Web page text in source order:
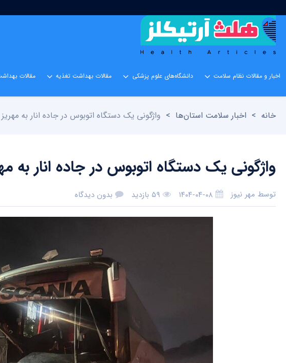
اخبار و مقالات نظام سلامت دانشگاه‌های علوم پزشکی مقالات بهداشت تغذیه مقالات
خانه > اخبار سلامت استان‌ها > واژگونی یک دستگاه اتوبوس در جاده انار به مهریز
واژگونی یک دستگاه اتوبوس در جاده انار به
توسط مهر نیوز ۱۴۰۴-۰۴-۰۸ ۵۹ بازدید بدون دیدگاه